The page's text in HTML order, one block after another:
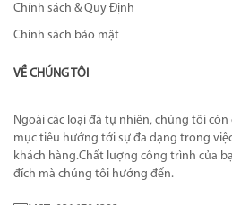
Chính sách & Quy Định
Chính sách bảo mật
VỀ CHÚNG TÔI
Ngoài các loại đá tự nhiên, chúng tôi
mục tiêu hướng tới sự đa dạng trong
khách hàng.Chất lượng công trình của
đích mà chúng tôi hướng đến.